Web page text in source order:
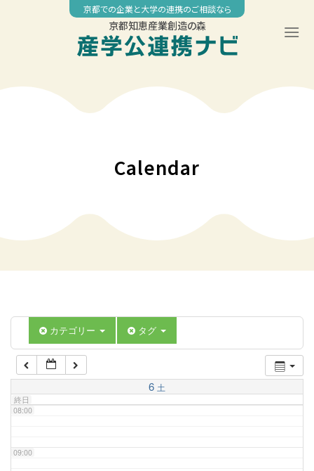
京都での企業と大学の連携のご相談なら
京都知恵産業創造の森
Calendar
カテゴリー タグ
6 土
終日
04:00
07:00
08:00
09:00